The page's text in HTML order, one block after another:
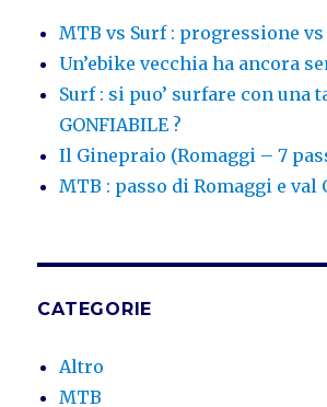
MTB vs Surf : progressione
Un’ebike vecchia ha ancora
Surf : si puo’ surfare con una
GONFIABILE ?
Il Ginepraio (Romaggi – 7
MTB : passo di Romaggi e val
CATEGORIE
Altro
MTB